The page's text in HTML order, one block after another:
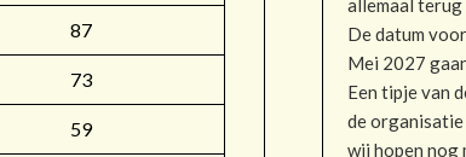
87
73
59
allemaal terug
De datum
Mei 2027
Een tipje van
de
wij hopen nog